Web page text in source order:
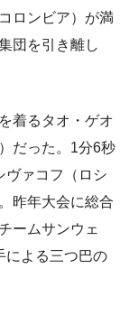
ロンビア）が満
団を引き離し
着るタオ・ゲオ
だった。1分6秒
ヴァコフ（ロシ
昨年大会に総合
ームサンウェ
による三つ巴の